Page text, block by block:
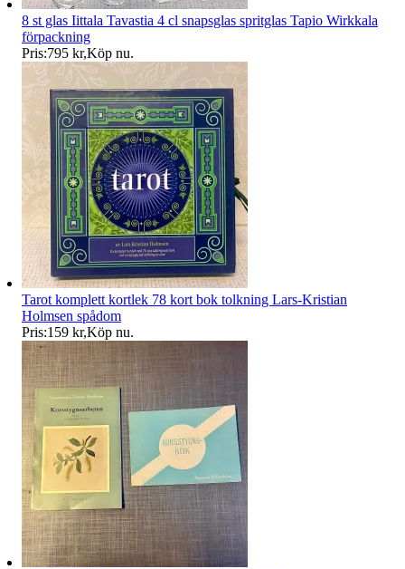
8 st glas Iittala Tavastia 4 cl snapsglas spritglas Tapio Wirkkala
förpackning
Pris:795 kr,Köp nu.
Tarot komplett kortlek 78 kort bok tolkning Lars-Kristian
Holmsen spådom
Pris:159 kr,Köp nu.